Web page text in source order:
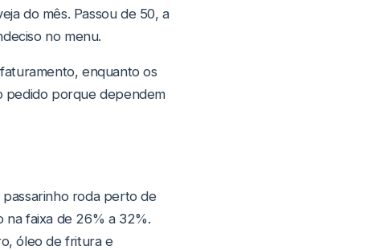
do mês. Passou de 50, a
no menu.
enquanto os
pedido porque dependem
roda perto de
faixa de 26% a 32%.
óleo de fritura e